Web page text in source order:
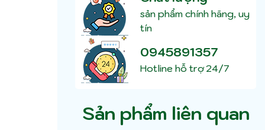
sản phẩm chính hãng, uy
tín
0945891357
Hotline hỗ trợ 24/7
Sản phẩm liên quan